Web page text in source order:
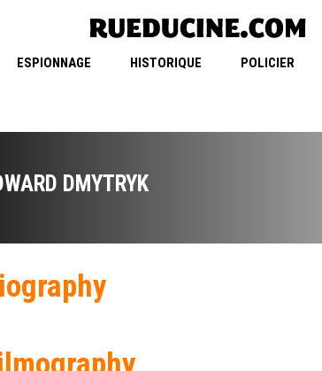
ESPIONNAGE HISTORIQUE POLICIER
DMYTRYK